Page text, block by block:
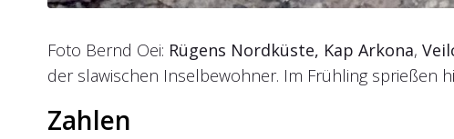
Foto Bernd Oei: Rügens Nordküste, Kap Arkona,
der slawischen Inselbewohner. Im Frühling sprießen
Zahlen